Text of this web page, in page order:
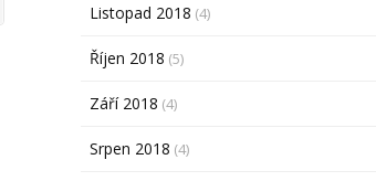
Listopad 2018 (4)
Říjen 2018 (5)
Září 2018 (4)
Srpen 2018 (4)